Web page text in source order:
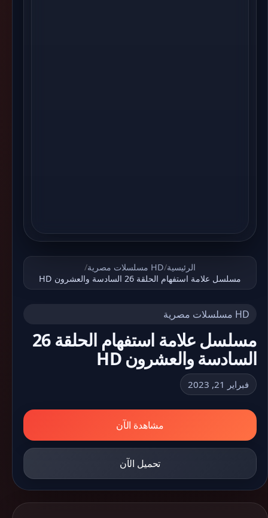
الرئيسية/HD مسلسلات مصرية
/
مسلسل علامة استفهام الحلقة 26 السادسة والعشرون HD
HD مسلسلات مصرية
مسلسل علامة استفهام الحلقة 26
السادسة والعشرون HD
فبراير 21, 2023
مشاهدة الآن
تحميل الآن